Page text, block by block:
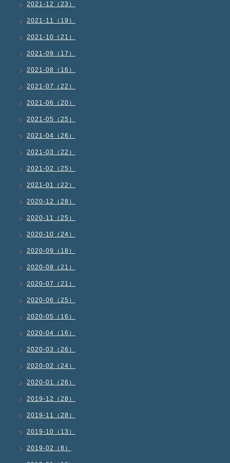
2021-12（23）
2021-11（19）
2021-10（21）
2021-09（17）
2021-08（16）
2021-07（22）
2021-06（20）
2021-05（25）
2021-04（26）
2021-03（22）
2021-02（25）
2021-01（22）
2020-12（28）
2020-11（25）
2020-10（24）
2020-09（18）
2020-08（21）
2020-07（21）
2020-06（25）
2020-05（16）
2020-04（16）
2020-03（26）
2020-02（24）
2020-01（26）
2019-12（28）
2019-11（28）
2019-10（13）
2019-02（8）